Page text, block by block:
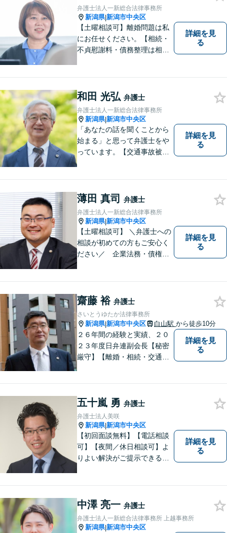
す。相談先をお探しの方もお
気軽にご相談ください。
弁護士法人一新総合法律事務所
新潟県|新潟市中央区
【土曜相談可】離婚問題は私
にお任せください。【相続・
不貞慰謝料・債務整理は相談
く）】
詳細を見
る
和田 光弘 弁護士
弁護士法人一新総合法律事務所
新潟県|新潟市中央区
「あなたの話を聞くことから
始まる」と思って弁護士をや
っています。【交通事故被害
災・不貞慰謝料は相談料初回
無料】【顧問先企業300社以
上】
詳細を見
る
薄田 真司 弁護士
弁護士法人一新総合法律事務所
新潟県|新潟市中央区
【土曜相談可】 ＼弁護士への
相談が初めての方もご安心く
ださい／ 企業法務・債権回
理・不貞慰謝料は相談料初回
詳細を見
る
齋藤 裕 弁護士
さいとうゆたか法律事務所
新潟県|新潟市中央区 白山駅 から徒歩10分
２６年間の経験と実績、２０
２３年度日弁連副会長【秘密
厳守】【離婚・相続・交通事
詳細を見
る
五十嵐 勇 弁護士
弁護士法人美咲
新潟県|新潟市中央区
【初回面談無料】【電話相談
可】【夜間／休日相談可】よ
りよい解決がご提示できるよ
詳細を見
る
中澤 亮一 弁護士
弁護士法人一新総合法律事務所 上越事務所
新潟県|新潟市中央区